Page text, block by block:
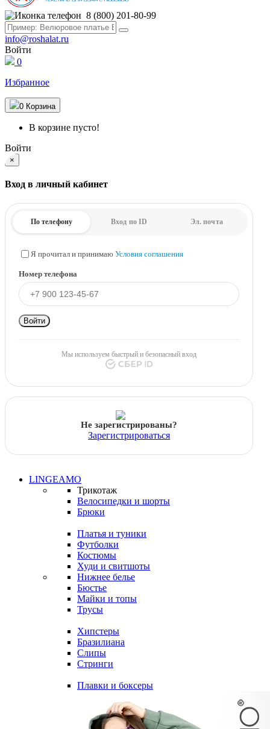
8 (800) 201-80-99
info@roshalat.ru
Войти
0
Избранное
0 Корзина
В корзине пусто!
Войти
×
Вход в личный кабинет
По телефону Вход по ID Эл. почта
Я прочитал и принимаю Условия соглашения
Номер телефона
Войти
Мы используем быстрый и безопасный вход
Не зарегистрированы?
Зарегистрироваться
LINGEAMO
Трикотаж
Велосипедки и шорты
Брюки
Платья и туники
Футболки
Костюмы
Худи и свитшоты
Нижнее белье
Бюстье
Майки и топы
Трусы
Хипстеры
Бразилиана
Слипы
Стринги
Плавки и боксеры